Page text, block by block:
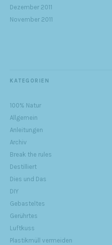
Dezember 2011
November 2011
KATEGORIEN
100% Natur
Allgemein
Anleitungen
Archiv
Break the rules
Destilliert
Dies und Das
DIY
Gebasteltes
Gerührtes
Luftkuss
Plastikmüll vermeiden